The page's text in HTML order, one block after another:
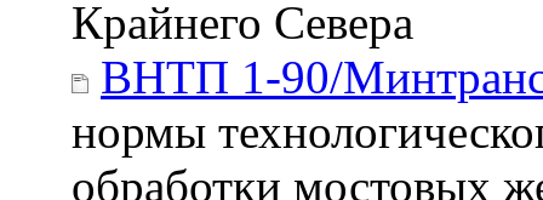
Крайнего Севера
ВНТП 1-90/
нормы
обработки мостовых